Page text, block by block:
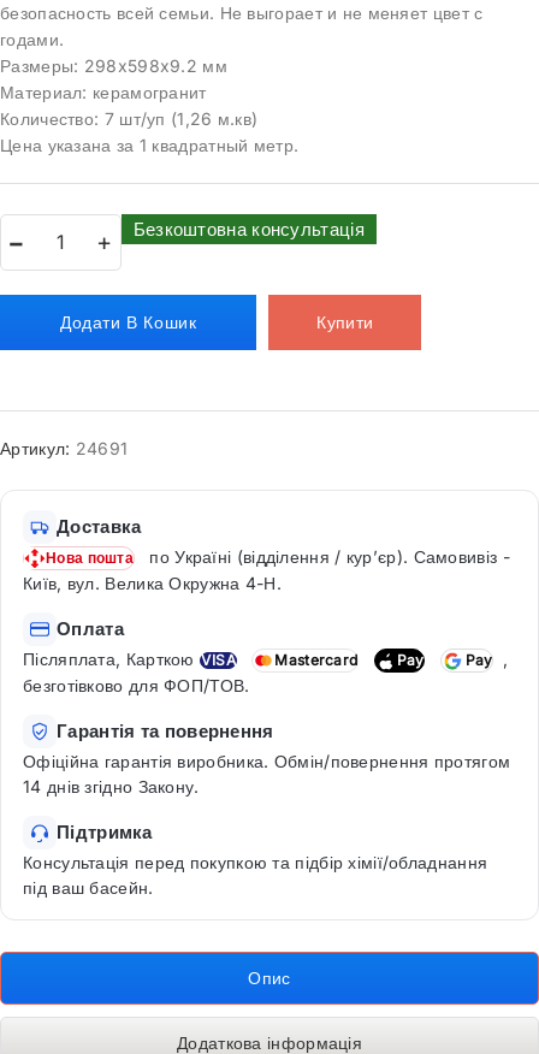
безопасность всей семьи. Не выгорает и не меняет цвет с
годами.
Размеры: 298x598x9.2 мм
Материал: керамогранит
Количество: 7 шт/уп (1,26 м.кв)
Цена указана за 1 квадратный метр.
Додати В Кошик Купити
Безкоштовна консультація
Артикул: 24691
Доставка
Нова пошта
по Україні (відділення / кур’єр). Самовивіз -
Київ, вул. Велика Окружна 4-Н.
Оплата
Післяплата, Карткою VISA Mastercard Pay Pay
,
безготівково для ФОП/ТОВ.
Гарантія та повернення
Офіційна гарантія виробника. Обмін/повернення протягом
14 днів згідно Закону.
Підтримка
Консультація перед покупкою та підбір хімії/обладнання
під ваш басейн.
Опис
Додаткова інформація